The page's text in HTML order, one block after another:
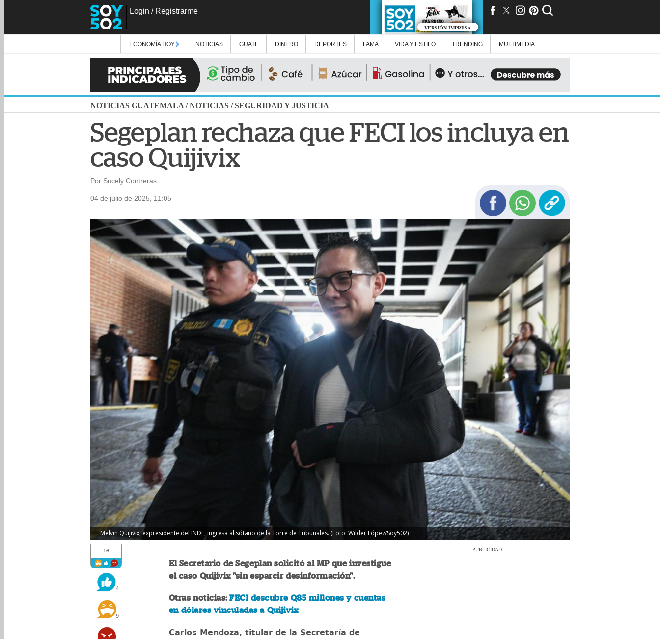
Login / Registrarme
VERSIÓN IMPRESA
ECONOMÍA HOY NOTICIAS GUATE DINERO DEPORTES FAMA VIDA Y ESTILO TRENDING MULTIMEDIA
NOTICIAS GUATEMALA /NOTICIAS /SEGURIDAD Y JUSTICIA
Segeplan rechaza que FECI los incluya en
caso Quijivix
Por Sucely Contreras
04 de julio de 2025, 11:05
Melvin Quijivix, expresidente del INDE, ingresa al sótano de la Torre de Tribunales. (Foto: Wilder López/Soy502)
16
4
9
El Secretario de Segeplan solicitó al MP que investigue
el caso Quijivix "sin esparcir desinformación".
Otras noticias:FECI descubre Q85 millones y cuentas
en dólares vinculadas a Quijivix
Carlos Mendoza, titular de la Secretaría de
PUBLICIDAD